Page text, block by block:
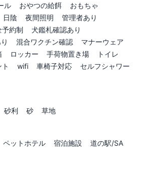
ル おやつの給餌
おもちゃ
日陰 夜間照明
管理者あり
予約制
犬鑑札確認あり
混合ワクチン確認
マナーウェア
ロッカー 手荷物置き場
トイレ
wifi 車椅子対応
セルフシャワー
砂利 砂 草地
ペットホテル 宿泊施設
道の駅/SA